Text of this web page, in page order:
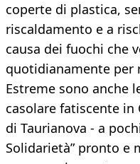
coperte di plastica,
riscaldamento e a
causa dei fuochi che
quotidianamente per
Estreme sono anche
casolare fatiscente in
di Taurianova - a
Solidarietà” pronto e